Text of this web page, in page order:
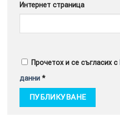
Интернет страница
Прочетох и се съгласих с
данни *